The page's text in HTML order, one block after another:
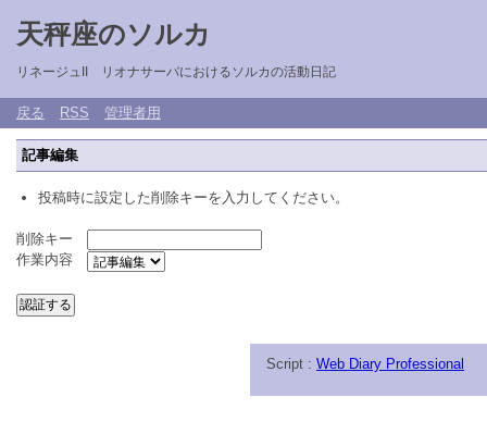
天秤座のソルカ
リネージュII リオナサーバにおけるソルカの活動日記
戻る RSS 管理者用
記事編集
投稿時に設定した削除キーを入力してください。
削除キー
作業内容
Script : Web Diary Professional